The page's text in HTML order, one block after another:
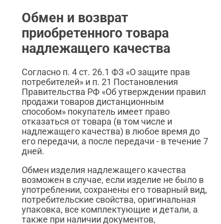
Обмен и возврат
приобретенного товара
надлежащего качества
Согласно п. 4 ст. 26.1 ФЗ «О защите прав
потребителей» и п. 21 Постановления
Правительства РФ «Об утверждении правил
продажи товаров дистанционным
способом» покупатель имеет право
отказаться от товара (в том числе и
надлежащего качества) в любое время до
его передачи, а после передачи - в течение 7
дней.
Обмен изделия надлежащего качества
возможен в случае, если изделие не было в
употреблении, сохранены его товарный вид,
потребительские свойства, оригинальная
упаковка, все комплектующие и детали, а
также при наличии документов,